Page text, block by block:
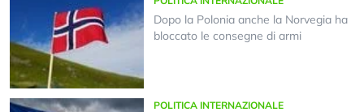
Dopo la Polonia anche la Norvegia ha
bloccato le consegne di armi
POLITICA INTERNAZIONALE